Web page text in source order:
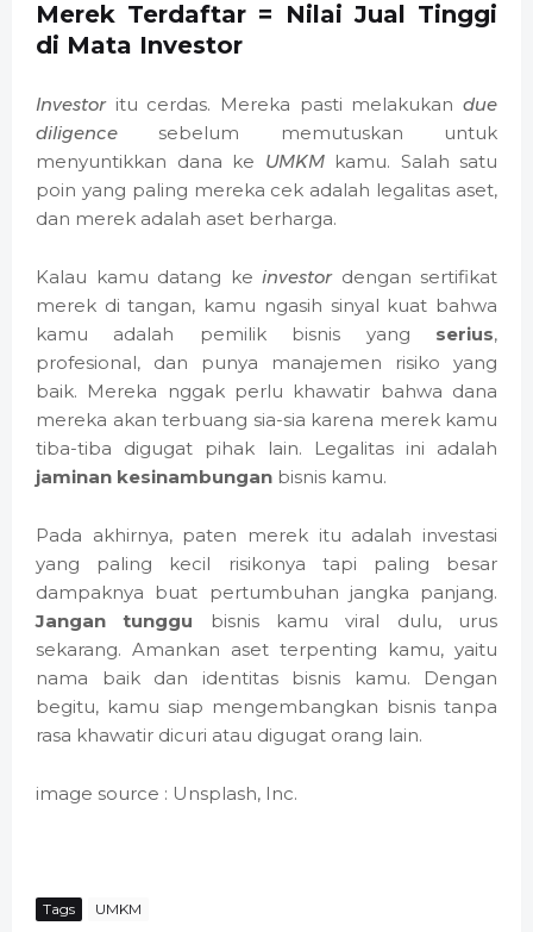
Merek Terdaftar = Nilai Jual Tinggi
di Mata Investor
Investoritu cerdas. Mereka pasti melakukan due
diligence sebelum memutuskan untuk
menyuntikkan dana ke UMKMkamu. Salah satu
poin yang paling mereka cek adalah legalitas aset,
dan merek adalah aset berharga.
Kalau kamu datang ke investordengan sertifikat
merek di tangan, kamu ngasih sinyal kuat bahwa
kamu adalah pemilik bisnis yang serius,
profesional, dan punya manajemen risiko yang
baik. Mereka nggak perlu khawatir bahwa dana
mereka akan terbuang sia-sia karena merek kamu
tiba-tiba digugat pihak lain. Legalitas ini adalah
jaminan kesinambungan bisnis kamu.
Pada akhirnya, paten merek itu adalah investasi
yang paling kecil risikonya tapi paling besar
dampaknya buat pertumbuhan jangka panjang.
Jangan tunggu bisnis kamu viral dulu, urus
sekarang. Amankan aset terpenting kamu, yaitu
nama baik dan identitas bisnis kamu. Dengan
begitu, kamu siap mengembangkan bisnis tanpa
rasa khawatir dicuri atau digugat orang lain.
image source : Unsplash, Inc.
Tags UMKM